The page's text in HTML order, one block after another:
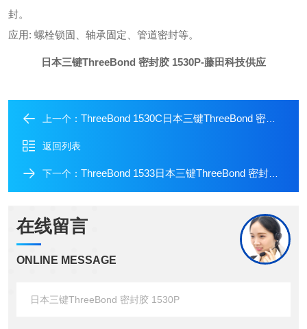
封。
应用: 螺栓锁固、轴承固定、管道密封等。
日本三键ThreeBond 密封胶 1530P-藤田科技供应
上一个： ThreeBond 1530C日本三键ThreeBond 密封胶 1530C
返回列表
下一个： ThreeBond 1533日本三键ThreeBond 密封胶 1533
在线留言
ONLINE MESSAGE